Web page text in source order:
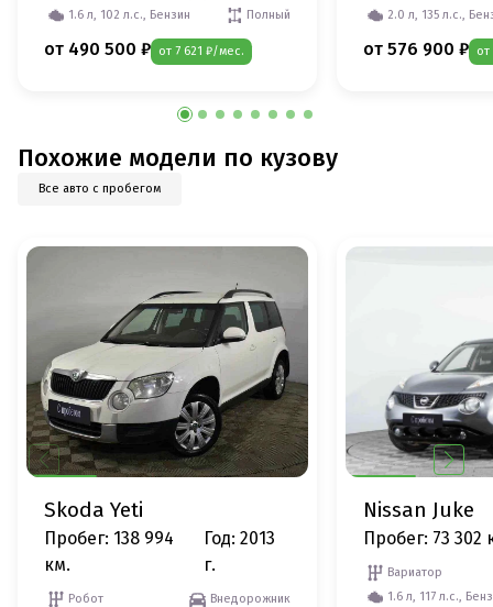
1.6 л, 102 л.с., Бензин
Полный
от 490 500 ₽ от 7 621 ₽/мес.
2.0 л, 135 л.с.,
от 576 900 ₽
Похожие модели по кузову
Все авто с пробегом
Skoda Yeti
Пробег: 138 994
км.
Год: 2013
г.
Робот
Внедорожник
Nissan Juke
Пробег: 73 302
Вариатор
1.6 л, 117 л.с.,